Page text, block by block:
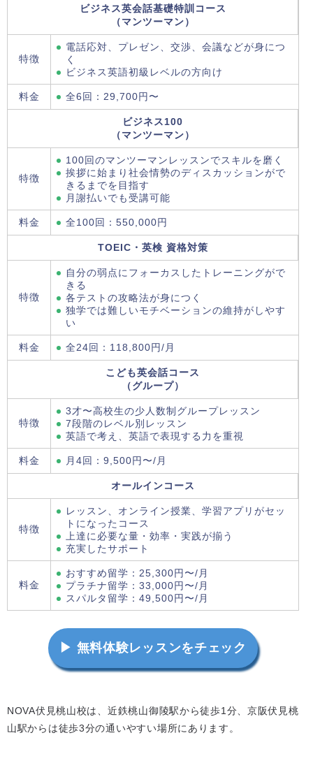
ビジネス英会話基礎特訓コース
（マンツーマン）
特徴
電話応対、プレゼン、交渉、会議などが身につ
く
ビジネス英語初級レベルの方向け
料金 全6回：29,700円〜
ビジネス100
（マンツーマン）
特徴
100回のマンツーマンレッスンでスキルを磨く
挨拶に始まり社会情勢のディスカッションがで
きるまでを目指す
月謝払いでも受講可能
料金 全100回：550,000円
TOEIC・英検 資格対策
特徴
自分の弱点にフォーカスしたトレーニングがで
きる
各テストの攻略法が身につく
独学では難しいモチベーションの維持がしやす
い
料金 全24回：118,800円/月
こども英会話コース
（グループ）
特徴
3才〜高校生の少人数制グループレッスン
7段階のレベル別レッスン
英語で考え、英語で表現する力を重視
料金 月4回：9,500円〜/月
オールインコース
特徴
レッスン、オンライン授業、学習アプリがセッ
トになったコース
上達に必要な量・効率・実践が揃う
充実したサポート
料金
おすすめ留学：25,300円〜/月
プラチナ留学：33,000円〜/月
スパルタ留学：49,500円〜/月
▶ 無料体験レッスンをチェック
NOVA伏見桃山校は、近鉄桃山御陵駅から徒歩1分、京阪伏見桃
山駅からは徒歩3分の通いやすい場所にあります。